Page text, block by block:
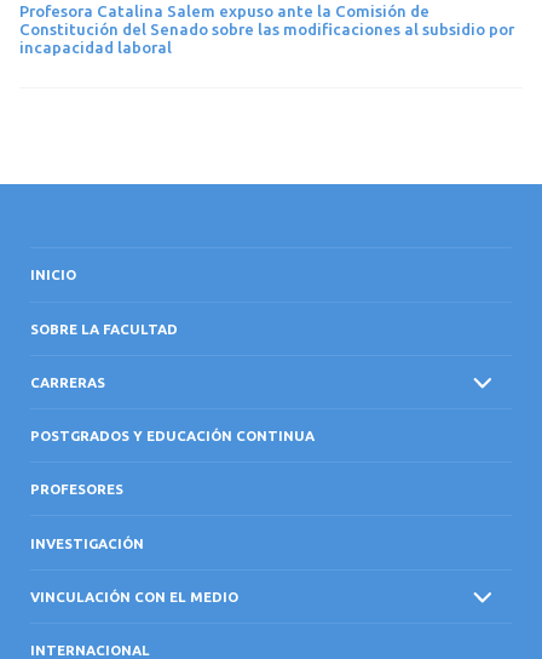
Profesora Catalina Salem expuso ante la Comisión de
Constitución del Senado sobre las modificaciones al subsidio por
incapacidad laboral
INICIO
SOBRE LA FACULTAD
CARRERAS
POSTGRADOS Y EDUCACIÓN CONTINUA
PROFESORES
INVESTIGACIÓN
VINCULACIÓN CON EL MEDIO
INTERNACIONAL